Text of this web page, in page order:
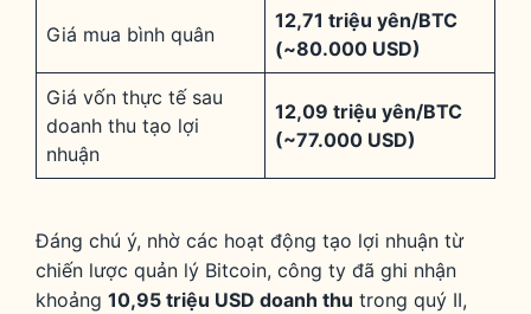
Giá mua bình quân
12,71 triệu yên/BTC
(~80.000 USD)
Giá vốn thực tế sau
doanh thu tạo lợi
nhuận
12,09 triệu yên/BTC
(~77.000 USD)
Đáng chú ý, nhờ các hoạt động tạo lợi nhuận từ
chiến lược quản lý Bitcoin, công ty đã ghi nhận
khoảng 10,95 triệu USD doanh thu trong quý II,